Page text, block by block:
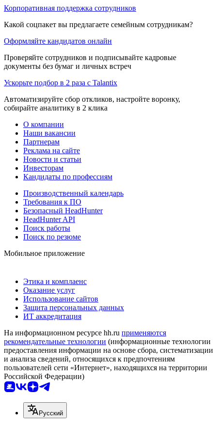
Корпоративная поддержка сотрудников
Какой соцпакет вы предлагаете семейным сотрудникам?
Оформляйте кандидатов онлайн
Проверяйте сотрудников и подписывайте кадровые
документы без бумаг и личных встреч
Ускорьте подбор в 2 раза с Talantix
Автоматизируйте сбор откликов, настройте воронку,
собирайте аналитику в 2 клика
О компании
Наши вакансии
Партнерам
Реклама на сайте
Новости и статьи
Инвесторам
Кандидаты по профессиям
Производственный календарь
Требования к ПО
Безопасный HeadHunter
HeadHunter API
Поиск работы
Поиск по резюме
Мобильное приложение
Этика и комплаенс
Оказание услуг
Использование сайтов
Защита персональных данных
ИТ аккредитация
На информационном ресурсе hh.ru применяются
рекомендательные технологии (информационные технологии
предоставления информации на основе сбора, систематизации
и анализа сведений, относящихся к предпочтениям
пользователей сети «Интернет», находящихся на территории
Российской Федерации)
Русский